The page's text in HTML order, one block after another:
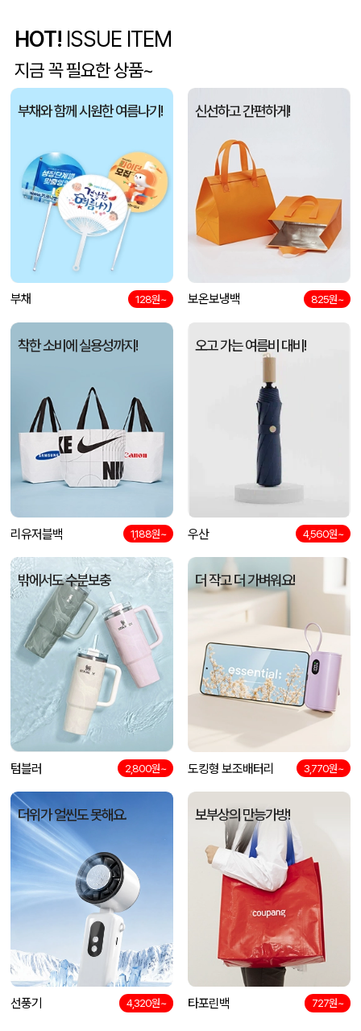
신OO 폴리고무밴드담요 (100*75cm)
김OO [프롬네이쳐] 친환경 커피가루 우디 핸들 텀블러 750ml 08-06
여OO 모두애 LED 키캡 키링 굿즈
KOO [주문제작] 에코백 맞춤 제작 서비스 08-06
선OO 08-06
한OO 미니형 미니고급형 부직포가방 08-06
이OO 자바 제트라인베이비 (0.38mm)(자바공식인증대리점) 08-06
HOT! ISSUE ITEM
지금 꼭 필요한 상품~
부채와 함께 시원한 여름나기!
부채 128원~
신선하고 간편하게!
보온보냉백 825원~
착한 소비에 실용성까지!
리유저블백 1,188원~
오고 가는 여름비 대비!
우산 4,560원~
밖에서도 수분보충
텀블러 2,800원~
더 작고 더 가벼워요!
도킹형 보조배터리 3,770원~
더위가 얼씬도 못해요.
선풍기 4,320원~
보부상의 만능가방!
타포린백 727원~